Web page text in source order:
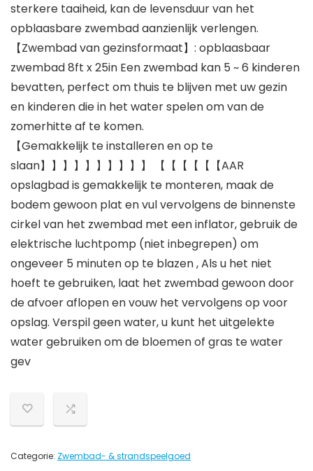
sterkere taaiheid, kan de levensduur van het
opblaasbare zwembad aanzienlijk verlengen.
【Zwembad van gezinsformaat】: opblaasbaar
zwembad 8ft x 25in Een zwembad kan 5 ~ 6 kinderen
bevatten, perfect om thuis te blijven met uw gezin
en kinderen die in het water spelen om van de
zomerhitte af te komen.
【Gemakkelijk te installeren en op te
slaan】】】】】】】】】】 【【【【【【AAR
opslagbad is gemakkelijk te monteren, maak de
bodem gewoon plat en vul vervolgens de binnenste
cirkel van het zwembad met een inflator, gebruik de
elektrische luchtpomp (niet inbegrepen) om
ongeveer 5 minuten op te blazen , Als u het niet
hoeft te gebruiken, laat het zwembad gewoon door
de afvoer aflopen en vouw het vervolgens op voor
opslag. Verspil geen water, u kunt het uitgelekte
water gebruiken om de bloemen of gras te water
gev
Categorie: Zwembad- & strandspeelgoed